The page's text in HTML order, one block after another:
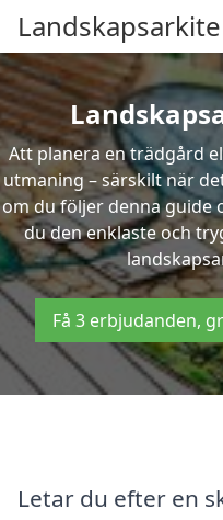
Att planera en trädgård
utmaning – särskilt när
om du följer denna guide
du den enklaste och
Få 3 erbjudanden,
Letar du efter en